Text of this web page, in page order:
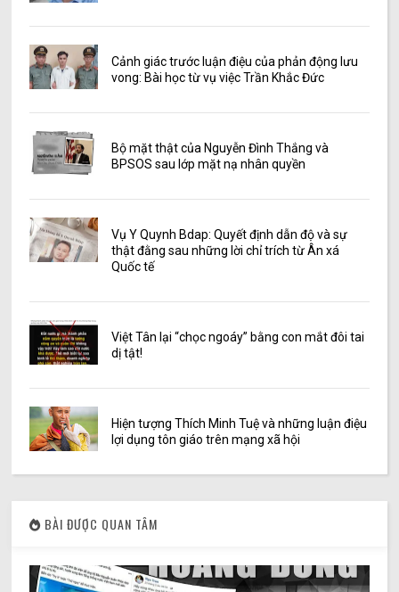
Cảnh giác trước luận điệu của phản động lưu
vong: Bài học từ vụ việc Trần Khắc Đức
Bộ mặt thật của Nguyễn Đình Thắng và
BPSOS sau lớp mặt nạ nhân quyền
Vụ Y Quynh Bdap: Quyết định dẫn độ và sự
thật đằng sau những lời chỉ trích từ Ân xá
Quốc tế
Việt Tân lại “chọc ngoáy” bằng con mắt đôi tai
dị tật!
Hiện tượng Thích Minh Tuệ và những luận điệu
lợi dụng tôn giáo trên mạng xã hội
BÀI ĐƯỢC QUAN TÂM